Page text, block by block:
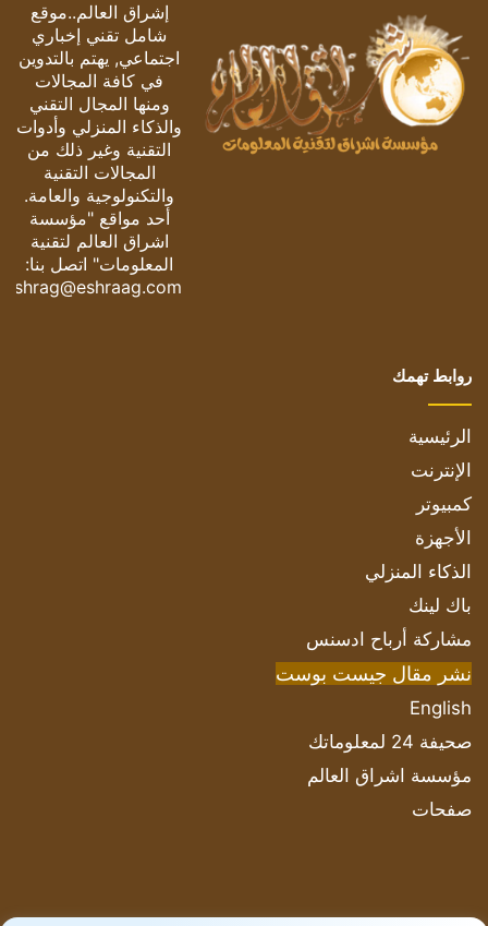
إشراق العالم..موقع
شامل تقني إخباري
اجتماعي, يهتم بالتدوين
في كافة المجالات
ومنها المجال التقني
والذكاء المنزلي وأدوات
التقنية وغير ذلك من
المجالات التقنية
والتكنولوجية والعامة.
أحد مواقع "مؤسسة
اشراق العالم لتقنية
المعلومات" اتصل بنا:
eshrag@eshraag.com
روابط تهمك
الرئيسية
الإنترنت
كمبيوتر
الأجهزة
الذكاء المنزلي
باك لينك
مشاركة أرباح ادسنس
نشر مقال جيست بوست
English
صحيفة 24 لمعلوماتك
مؤسسة اشراق العالم
صفحات